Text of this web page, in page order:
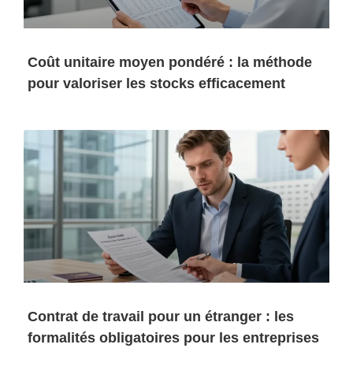
Coût unitaire moyen pondéré : la méthode
pour valoriser les stocks efficacement
Contrat de travail pour un étranger : les
formalités obligatoires pour les entreprises